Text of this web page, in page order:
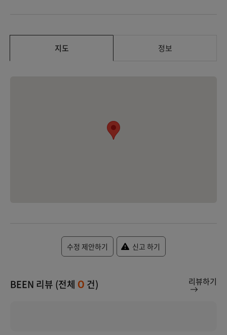
지도 정보
수정 제안하기 신고 하기
BEEN 리뷰 (전체 0 건) 리뷰하기